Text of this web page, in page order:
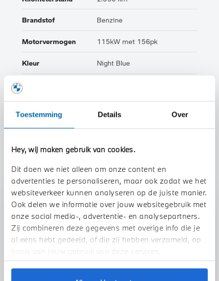
Toestemming Details Over
Hey, wij maken gebruik van cookies.
Dit doen we niet alleen om onze content en
advertenties te personaliseren, maar ook zodat we het
websiteverkeer kunnen analyseren op de juiste manier.
Ook delen we informatie over jouw websitegebruik met
onze social media-, advertentie- en analysepartners.
Zij combineren deze gegevens met overige info die je
al eens hebt gedeeld, of die zij hebben verzameld, op
basis van jouw gebruik van deze services.
Stap 1 van 3
Uw auto inruilen?
Brandstof Benzine
Motorvermogen 115kW met 156pk
Kleur Night Blue
Interieur